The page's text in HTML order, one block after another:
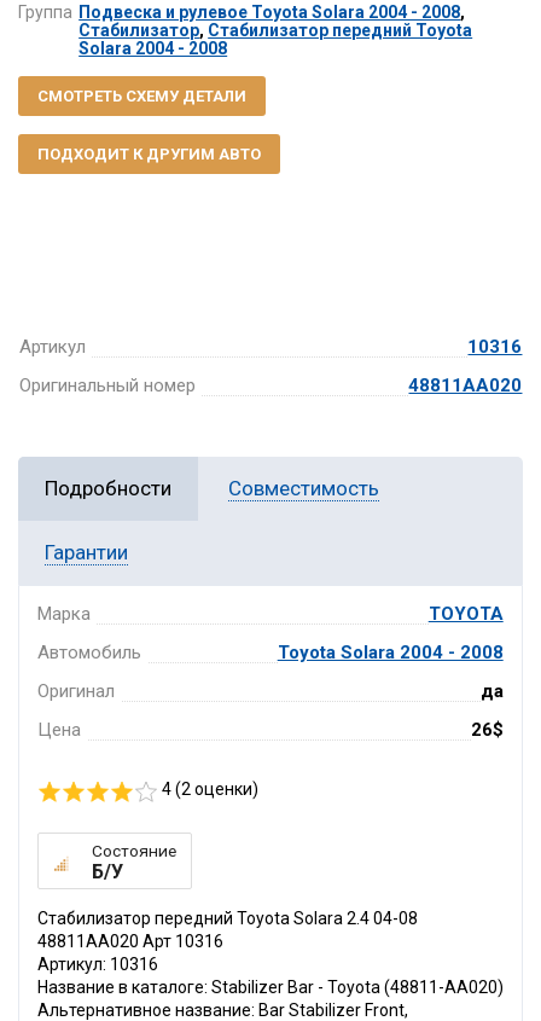
Артикул
10316
Оригинальный номер
48811AA020
Группа Подвеска и рулевое Toyota Solara 2004 - 2008,
Стабилизатор, Стабилизатор передний Toyota
Solara 2004 - 2008
СМОТРЕТЬ СХЕМУ ДЕТАЛИ
ПОДХОДИТ К ДРУГИМ АВТО
Подробности Совместимость
Гарантии
Марка
TOYOTA
Автомобиль
Toyota Solara 2004 - 2008
Оригинал
да
Цена
26$
4 (2 оценки)
Состояние
Б/У
Стабилизатор передний Toyota Solara 2.4 04-08
48811AA020 Арт 10316
Артикул: 10316
Название в каталоге: Stabilizer Bar - Toyota (48811-AA020)
Альтернативное название: Bar Stabilizer Front,